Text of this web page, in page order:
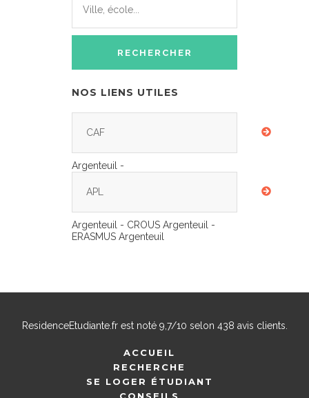
NOS LIENS UTILES
CAF
Argenteuil -
APL
Argenteuil - CROUS Argenteuil -
ERASMUS Argenteuil
ResidenceEtudiante.frest noté 9,7/10 selon 438 avis clients.
ACCUEIL
RECHERCHE
SE LOGER ÉTUDIANT